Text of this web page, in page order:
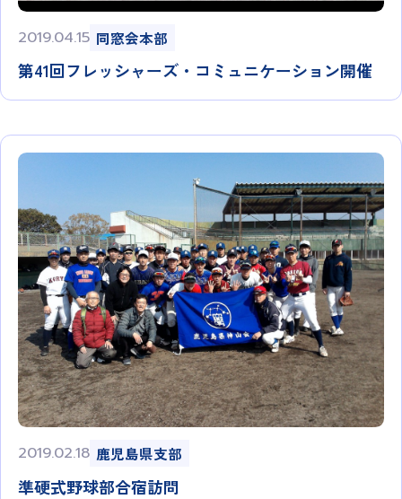
2019.04.15 同窓会本部
第41回フレッシャーズ・コミュニケーション開催
2019.02.18 鹿児島県支部
準硬式野球部合宿訪問